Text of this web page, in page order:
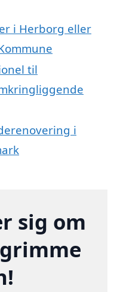
i Herborg eller
til
i
sig om